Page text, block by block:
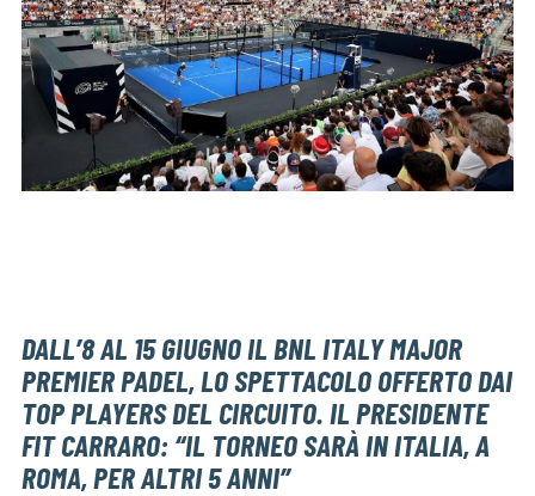
DALL’8 AL 15 GIUGNO IL BNL ITALY MAJOR
PREMIER PADEL, LO SPETTACOLO OFFERTO DAI
TOP PLAYERS DEL CIRCUITO. IL PRESIDENTE
FIT CARRARO: “IL TORNEO SARÀ IN ITALIA, A
ROMA, PER ALTRI 5 ANNI”